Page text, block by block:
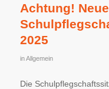
Achtung!
2025
inAllgemein
Die